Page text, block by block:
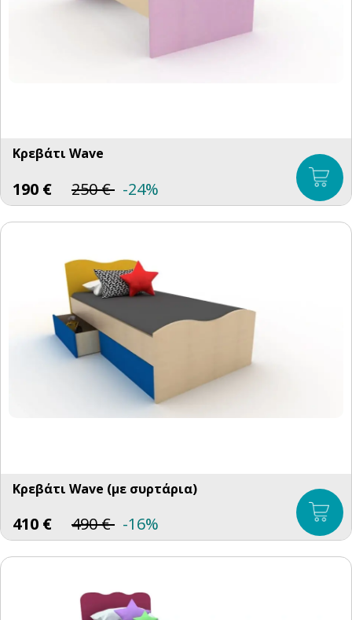
Κρεβάτι Wave
190 € 250€ -24%
Κρεβάτι Wave (με συρτάρια)
410 € 490€ -16%